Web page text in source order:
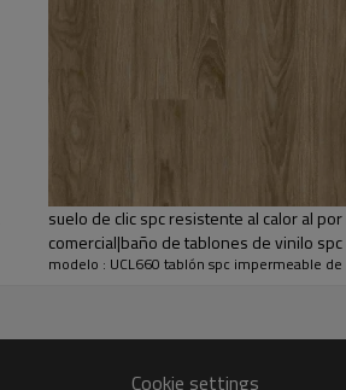
suelo de clic spc resistente al calor al
comercial|baño de tablones de vinilo spc
modelo : UCL660 tablón spc impermeable
Cookie settings